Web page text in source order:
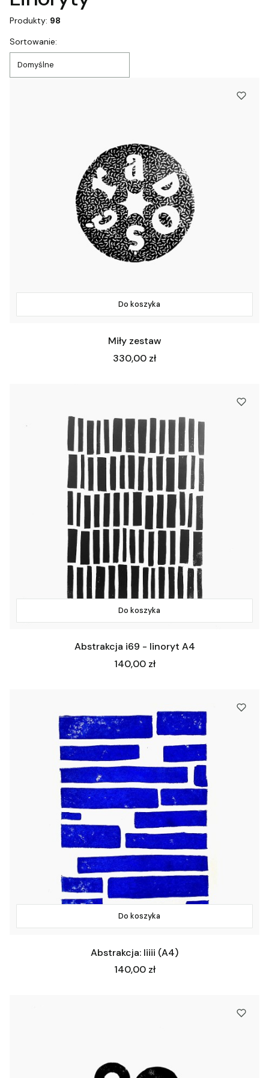
Produkty: 98
Lista produktów
Sortowanie:
Domyślne
Do koszyka
Miły zestaw
Cena
330,00 zł
Do koszyka
Abstrakcja i69 - linoryt A4
Cena
140,00 zł
Do koszyka
Abstrakcja: Iiiii (A4)
Cena
140,00 zł